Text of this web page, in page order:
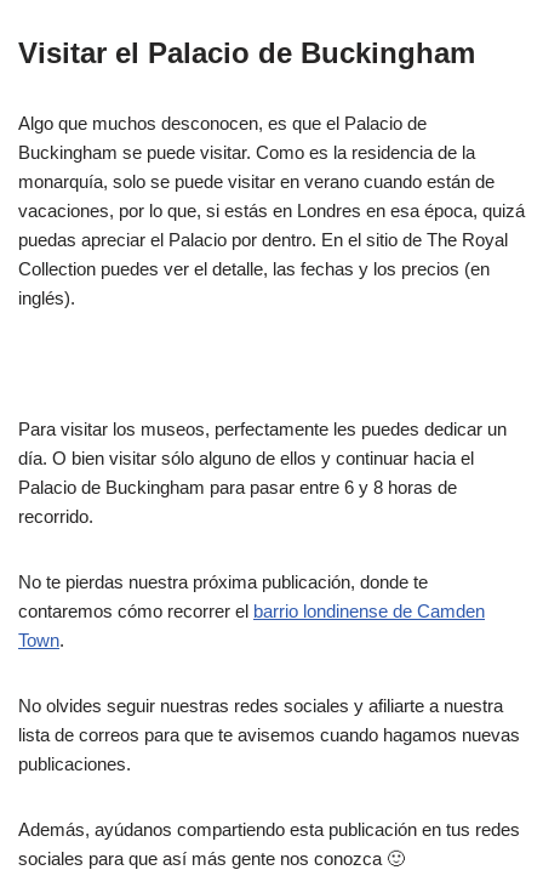
Visitar el Palacio de Buckingham
Algo que muchos desconocen, es que el Palacio de
Buckingham se puede visitar. Como es la residencia de la
monarquía, solo se puede visitar en verano cuando están de
vacaciones, por lo que, si estás en Londres en esa época, quizá
puedas apreciar el Palacio por dentro. En el sitio de The Royal
Collection puedes ver el detalle, las fechas y los precios (en
inglés).
Para visitar los museos, perfectamente les puedes dedicar un
día. O bien visitar sólo alguno de ellos y continuar hacia el
Palacio de Buckingham para pasar entre 6 y 8 horas de
recorrido.
No te pierdas nuestra próxima publicación, donde te
contaremos cómo recorrer el barrio londinense de Camden
Town.
No olvides seguir nuestras redes sociales y afiliarte a nuestra
lista de correos para que te avisemos cuando hagamos nuevas
publicaciones.
Además, ayúdanos compartiendo esta publicación en tus redes
sociales para que así más gente nos conozca 🙂